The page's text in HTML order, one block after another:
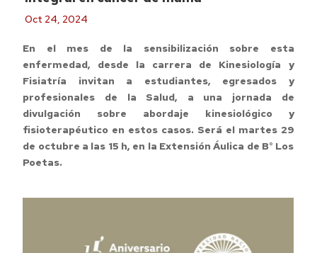
Oct 24, 2024
En el mes de la sensibilización sobre esta
enfermedad, desde la carrera de Kinesiología y
Fisiatría invitan a estudiantes, egresados y
profesionales de la Salud, a una jornada de
divulgación sobre abordaje kinesiológico y
fisioterapéutico en estos casos. Será el martes 29
de octubre a las 15 h, en la Extensión Áulica de B° Los
Poetas.